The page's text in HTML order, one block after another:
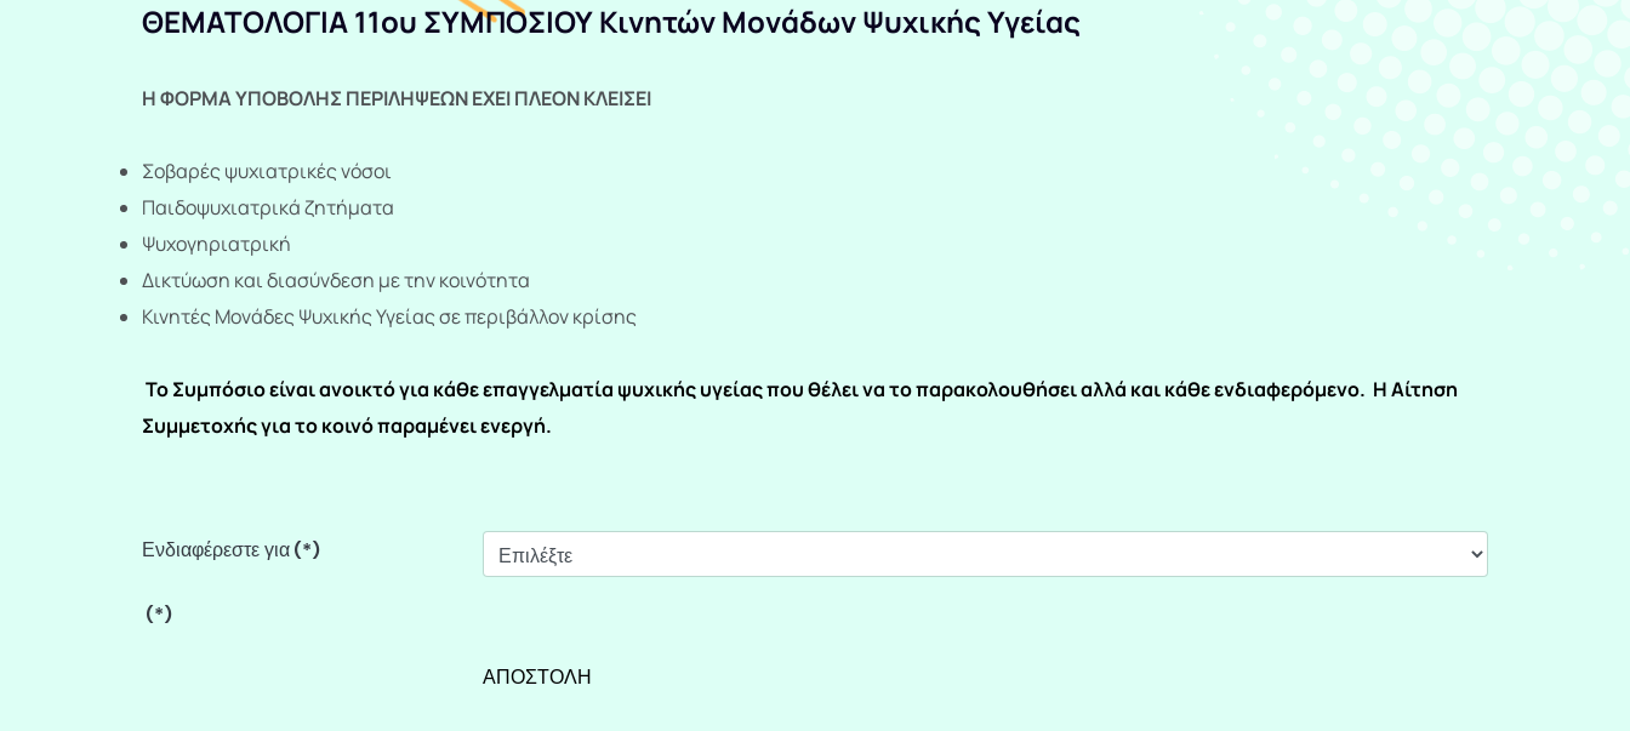
ΘΕΜΑΤΟΛΟΓΙΑ 11ου ΣΥΜΠΟΣΙΟΥ Κινητών Μονάδων Ψυχικής Υγείας
Η ΦΟΡΜΑ ΥΠΟΒΟΛΗΣ ΠΕΡΙΛΗΨΕΩΝ ΕΧΕΙ ΠΛΕΟΝ ΚΛΕΙΣΕΙ
Σοβαρές ψυχιατρικές νόσοι
Παιδοψυχιατρικά ζητήματα
Ψυχογηριατρική
Δικτύωση και διασύνδεση με την κοινότητα
Κινητές Μονάδες Ψυχικής Υγείας σε περιβάλλον κρίσης
To Συμπόσιο είναι ανοικτό για κάθε επαγγελματία ψυχικής υγείας που θέλει να το παρακολουθήσει αλλά και κάθε ενδιαφερόμενο. Η Αίτηση
Συμμετοχής για το κοινό παραμένει ενεργή.
Ενδιαφέρεστε για(*)
(*)
ΑΠΟΣΤΟΛΗ